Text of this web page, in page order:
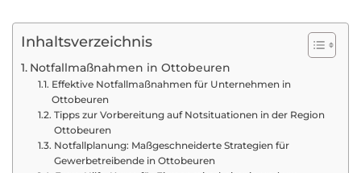
Inhaltsverzeichnis
Notfallmaßnahmen in Ottobeuren
Effektive Notfallmaßnahmen für Unternehmen in
Ottobeuren
Tipps zur Vorbereitung auf Notsituationen in der Region
Ottobeuren
Notfallplanung: Maßgeschneiderte Strategien für
Gewerbetreibende in Ottobeuren